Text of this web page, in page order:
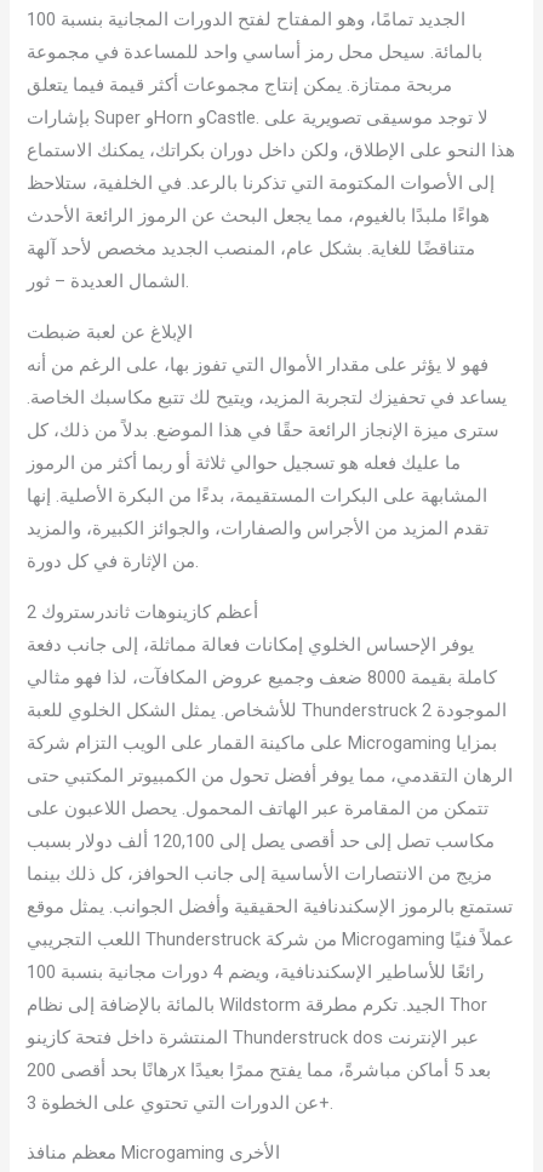
الجديد تمامًا، وهو المفتاح لفتح الدورات المجانية بنسبة 100
بالمائة. سيحل محل رمز أساسي واحد للمساعدة في مجموعة
مربحة ممتازة. يمكن إنتاج مجموعات أكثر قيمة فيما يتعلق
بإشارات Super وHorn وCastle. لا توجد موسيقى تصويرية على
هذا النحو على الإطلاق، ولكن داخل دوران بكراتك، يمكنك الاستماع
إلى الأصوات المكتومة التي تذكرنا بالرعد. في الخلفية، ستلاحظ
هواءًا ملبدًا بالغيوم، مما يجعل البحث عن الرموز الرائعة الأحدث
متناقضًا للغاية. بشكل عام، المنصب الجديد مخصص لأحد آلهة
الشمال العديدة – ثور.
الإبلاغ عن لعبة ضبطت
فهو لا يؤثر على مقدار الأموال التي تفوز بها، على الرغم من أنه
يساعد في تحفيزك لتجربة المزيد، ويتيح لك تتبع مكاسبك الخاصة.
سترى ميزة الإنجاز الرائعة حقًا في هذا الموضع. بدلاً من ذلك، كل
ما عليك فعله هو تسجيل حوالي ثلاثة أو ربما أكثر من الرموز
المشابهة على البكرات المستقيمة، بدءًا من البكرة الأصلية. إنها
تقدم المزيد من الأجراس والصفارات، والجوائز الكبيرة، والمزيد
من الإثارة في كل دورة.
أعظم كازينوهات ثاندرستروك 2
يوفر الإحساس الخلوي إمكانات فعالة مماثلة، إلى جانب دفعة
كاملة بقيمة 8000 ضعف وجميع عروض المكافآت، لذا فهو مثالي
للأشخاص. يمثل الشكل الخلوي للعبة Thunderstruck 2 الموجودة
على ماكينة القمار على الويب التزام شركة Microgaming بمزايا
الرهان التقدمي، مما يوفر أفضل تحول من الكمبيوتر المكتبي حتى
تتمكن من المقامرة عبر الهاتف المحمول. يحصل اللاعبون على
مكاسب تصل إلى حد أقصى يصل إلى 120,100 ألف دولار بسبب
مزيج من الانتصارات الأساسية إلى جانب الحوافز، كل ذلك بينما
تستمتع بالرموز الإسكندنافية الحقيقية وأفضل الجوانب. يمثل موقع
اللعب التجريبي Thunderstruck من شركة Microgaming عملاً فنيًا
رائعًا للأساطير الإسكندنافية، ويضم 4 دورات مجانية بنسبة 100
بالمائة بالإضافة إلى نظام Wildstorm الجيد. تكرم مطرقة Thor
المنتشرة داخل فتحة كازينو Thunderstruck dos عبر الإنترنت
رهانًا بحد أقصى 200x بعد 5 أماكن مباشرةً، مما يفتح ممرًا بعيدًا
عن الدورات التي تحتوي على الخطوة 3+.
معظم منافذ Microgaming الأخرى